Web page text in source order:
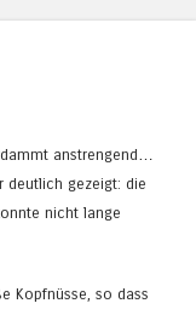
anstrengend…
deutlich gezeigt: die
nicht lange
Kopfnüsse, so dass